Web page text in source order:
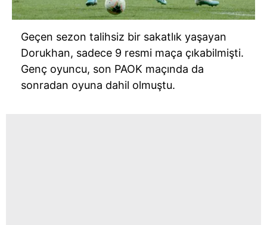
Geçen sezon talihsiz bir sakatlık yaşayan
Dorukhan, sadece 9 resmi maça çıkabilmişti.
Genç oyuncu, son PAOK maçında da
sonradan oyuna dahil olmuştu.